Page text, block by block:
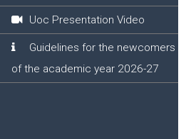
Uoc Presentation Video
Guidelines for the newcomers
of the academic year 2026-27